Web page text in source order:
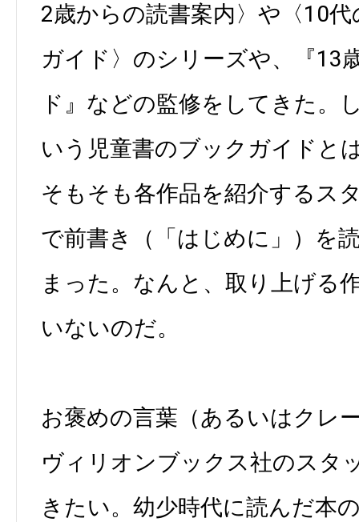
2歳からの読書案内〉や〈10
ガイド〉のシリーズや、『13
ド』などの監修をしてきた。
いう児童書のブックガイドと
そもそも各作品を紹介するス
で前書き（「はじめに」）を
まった。なんと、取り上げる
いないのだ。
お褒めの言葉（あるいはクレ
ヴィリオンブックス社のスタ
きたい。幼少時代に読んだ本